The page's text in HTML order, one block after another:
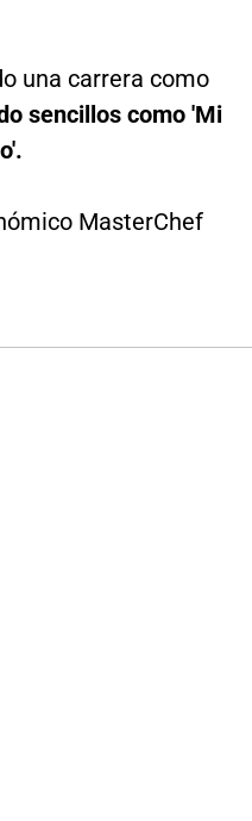
una carrera como
sencillos como 'Mi
MasterChef